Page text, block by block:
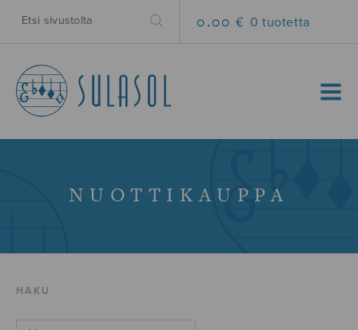
0.00 € 0 tuotetta
MENU
NUOTTIKAUPPA
HAKU